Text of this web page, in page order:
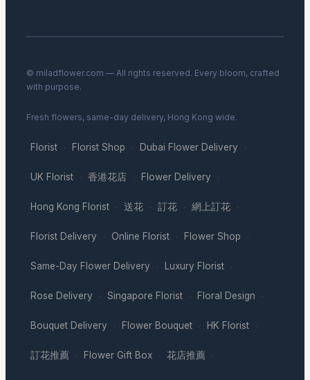
© miladflower.com — All rights reserved. Every bloom, crafted
with purpose.
Fresh flowers, same-day delivery, Hong Kong wide.
Florist · Florist Shop · Dubai Flower Delivery ·
UK Florist · 香港花店 · Flower Delivery ·
Hong Kong Florist · 送花 · 訂花 · 網上訂花 ·
Florist Delivery · Online Florist · Flower Shop ·
Same-Day Flower Delivery · Luxury Florist ·
Rose Delivery · Singapore Florist · Floral Design ·
Bouquet Delivery · Flower Bouquet · HK Florist ·
訂花推薦 · Flower Gift Box · 花店推薦 ·